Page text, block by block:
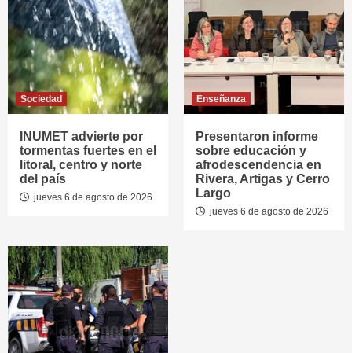
Sociedad
INUMET advierte por
tormentas fuertes en el
litoral, centro y norte
del país
jueves 6 de agosto de 2026
Enseñanza
Presentaron informe
sobre educación y
afrodescendencia en
Rivera, Artigas y Cerro
Largo
jueves 6 de agosto de 2026